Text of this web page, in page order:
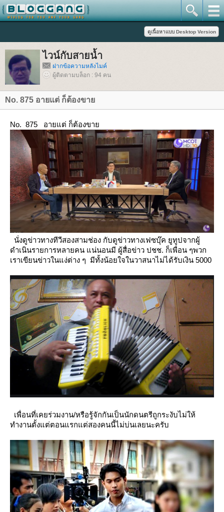
ไวน์กับสายน้ำ
ฝากข้อความหลังไมค์
ผู้ติดตามบล็อก : 94 คน
No. 875 อายแต่ ก็ต้องขา
No. 875 อายแต่ ก็ต้องขา
นั่งดูข่าวทางทีวีสองสามช่อง กับดูข่าวทางเฟซบุ๊ค ยูทูปจากผู้
ดำเนินรายการหลายคน แน่นอนมี ผู้สื่อข่าว ปชช. ก็เพื่อน ๆพวก
เราเขียนข่าวในแง่ต่าง ๆ มีทั้งน้อยใจในวาสนาไม่ได้รับเงิน 5000
เพื่อนที่เคยร่วมงาน/หรือรู้จักกันเป็นนักดนตรีถูกระงับไม่ให้
ทำงานตั้งแต่ตอนแรกแต่สองคนนี้ไม่บ่นเลยนะครับ